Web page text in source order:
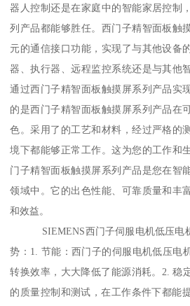
器人控制还是在家庭中的智能家居控制
列产品都能够胜任。西门子精智面板触
元的通信接口功能，实现了与其他设备
器、执行器、远程监控系统还是与其他
通过西门子精智面板触摸屏系列产品实
的是西门子精智面板触摸屏系列产品在
色。采用了的工艺和材料，经过严格的
境下都能够正常工作。这为您的工作和
门子精智面板触摸屏系列产品是您在智
领域中。它的出色性能、可靠质量和丰
和效益。
SIEMENS西门子伺服电机低压电机
势：1. 节能：西门子的伺服电机低压电
转换效率，大大降低了能源消耗。2. 稳
的质量控制和测试，在工作条件下都能